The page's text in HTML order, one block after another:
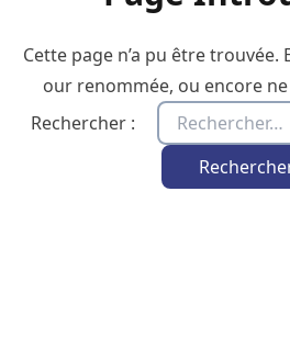
Cette page n’a pu être trouvée.
our renommée, ou encore
Rechercher :